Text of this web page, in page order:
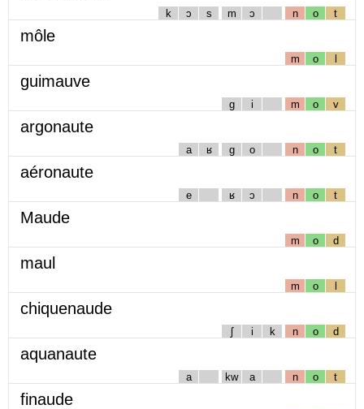
k ɔ s m ɔ n o t
môle
m o l
guimauve
g i m o v
argonaute
a ʁ g o n o t
aéronaute
e ʁ ɔ n o t
Maude
m o d
maul
m o l
chiquenaude
ʃ i k n o d
aquanaute
a kw a n o t
finaude